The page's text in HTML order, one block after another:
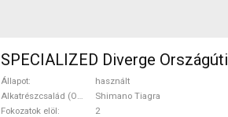
SPECIALIZED Diverge
Állapot
használt
Alkatrészcsalád (Outi)
Shimano Tiagra
Fokozatok elöl
2